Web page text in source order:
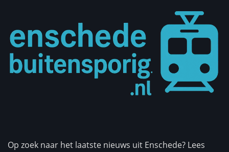
Op zoek naar het laatste nieuws uit Enschede? Lees